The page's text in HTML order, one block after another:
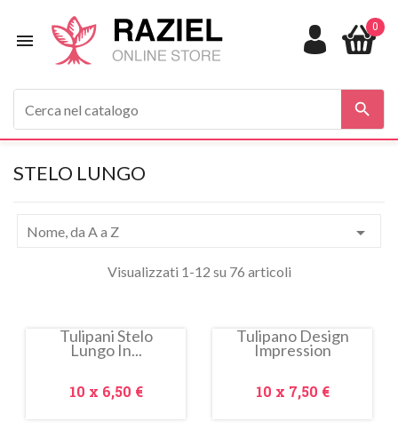

0

STELO LUNGO
Nome, da A a Z 
Visualizzati 1-12 su 76 articoli
Tulipani Stelo
Lungo In...
Prezzo
10 x 6,50 €
Tulipano Design
Impression
Prezzo
10 x 7,50 €